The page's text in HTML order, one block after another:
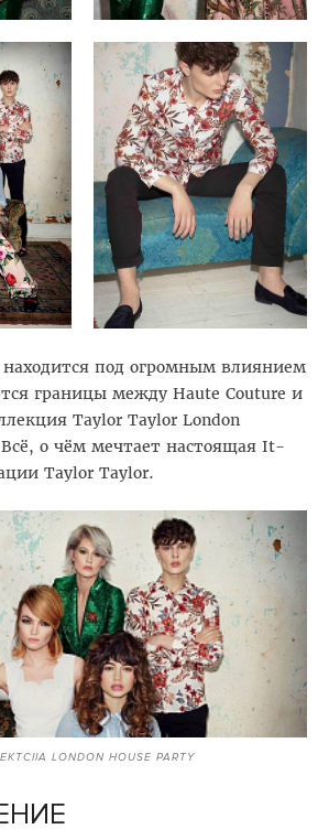
под огромным влиянием
границы между Haute Couture и
Taylor Taylor London
о чём мечтает настоящая It-
Taylor Taylor.
LONDON HOUSE PARTY